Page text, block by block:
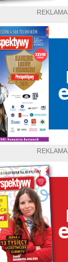
REKLAMA
REKLAMA